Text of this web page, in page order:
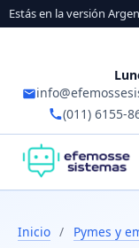
Estás en la versión
(011) 6155-
Inicio / Pymes y